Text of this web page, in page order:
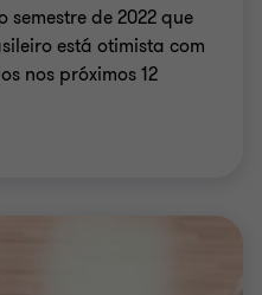
semestre de 2022 que
está otimista com
nos próximos 12